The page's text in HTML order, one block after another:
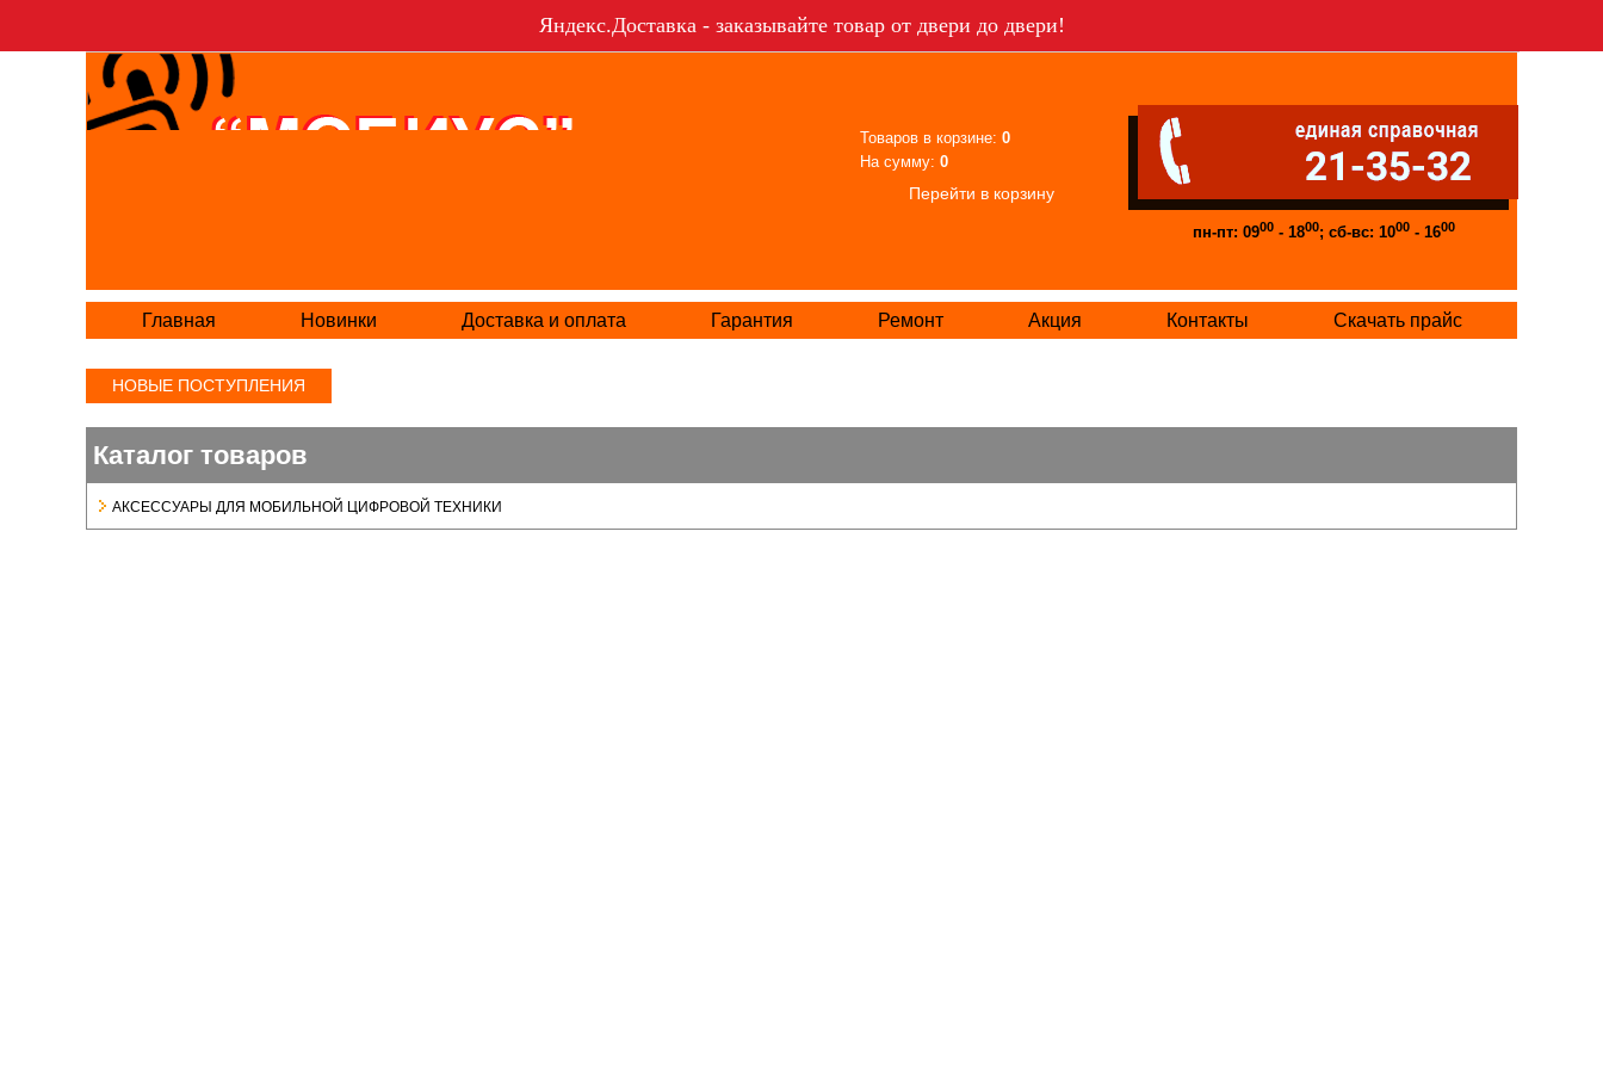
Яндекс.Доставка - заказывайте товар от двери до двери!
Товаров в корзине: 0
На сумму: 0
Перейти в корзину
пн-пт: 0900- 1800; сб-вс: 1000- 1600
Главная Новинки Доставка и оплата Гарантия Ремонт Акция Контакты Скачать прайс
НОВЫЕ ПОСТУПЛЕНИЯ
Каталог товаров
АКСЕСCУАРЫ ДЛЯ МОБИЛЬНОЙ ЦИФРОВОЙ ТЕХНИКИ